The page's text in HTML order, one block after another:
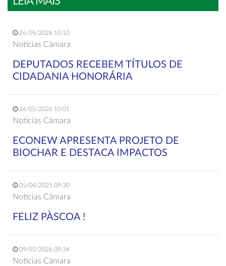
26/05/2026 10:10
Notícias Câmara
DEPUTADOS RECEBEM TÍTULOS DE
CIDADANIA HONORÁRIA
26/05/2026 10:01
Notícias Câmara
ECONEW APRESENTA PROJETO DE
BIOCHAR E DESTACA IMPACTOS
05/04/2025 09:30
Notícias Câmara
FELIZ PÀSCOA !
09/03/2026 09:34
Notícias Câmara